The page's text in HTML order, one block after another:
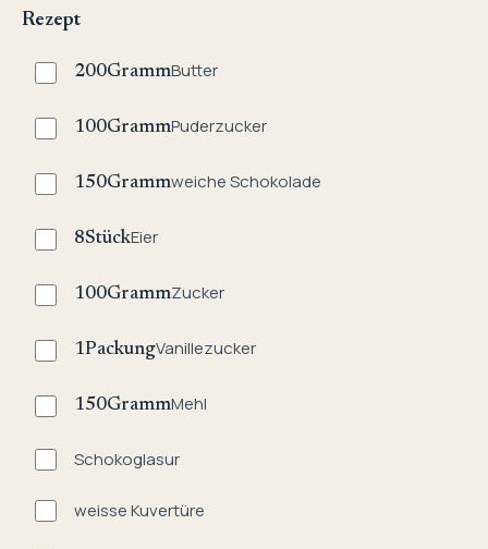
Rezept
200GrammButter
100GrammPuderzucker
150Grammweiche Schokolade
8StückEier
100GrammZucker
1PackungVanillezucker
150GrammMehl
Schokoglasur
weisse Kuvertüre